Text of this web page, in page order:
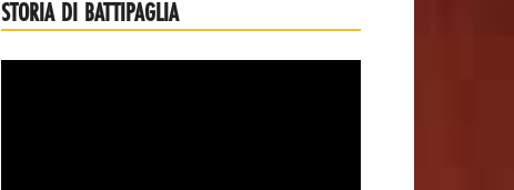
STORIA DI BATTIPAGLIA